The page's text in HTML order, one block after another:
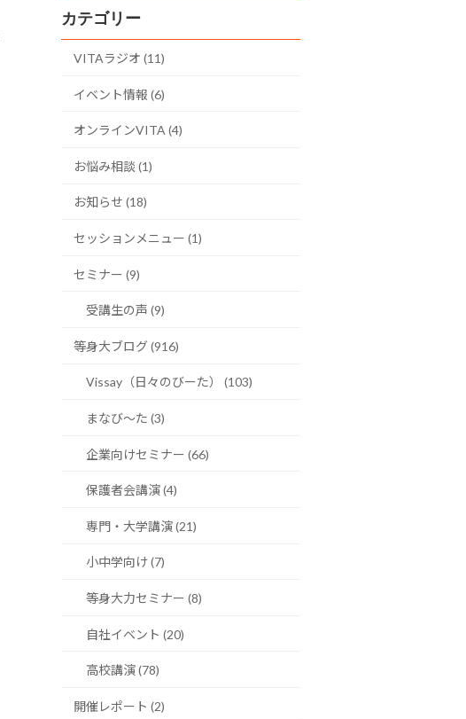
カテゴリー
VITAラジオ (11)
イベント情報 (6)
オンラインVITA (4)
お悩み相談 (1)
お知らせ (18)
セッションメニュー (1)
セミナー (9)
受講生の声 (9)
等身大ブログ (916)
Vissay（日々のびーた） (103)
まなび〜た (3)
企業向けセミナー (66)
保護者会講演 (4)
専門・大学講演 (21)
小中学向け (7)
等身大力セミナー (8)
自社イベント (20)
高校講演 (78)
開催レポート (2)